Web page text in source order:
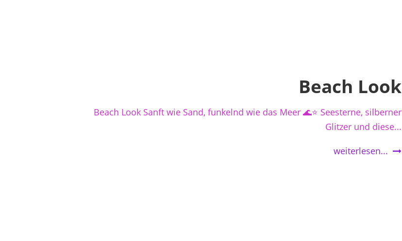
Beach Look
Beach Look Sanft wie Sand, funkelnd wie das Meer 🌊⭐ Seesterne, silberner
Glitzer und diese...
weiterlesen...